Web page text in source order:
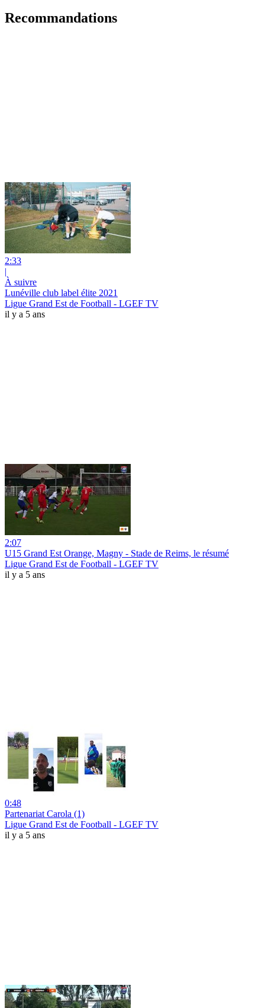
Recommandations
2:33
|
À suivre
Lunéville club label élite 2021
Ligue Grand Est de Football - LGEF TV
il y a 5 ans
2:07
U15 Grand Est Orange, Magny - Stade de Reims, le résumé
Ligue Grand Est de Football - LGEF TV
il y a 5 ans
0:48
Partenariat Carola (1)
Ligue Grand Est de Football - LGEF TV
il y a 5 ans